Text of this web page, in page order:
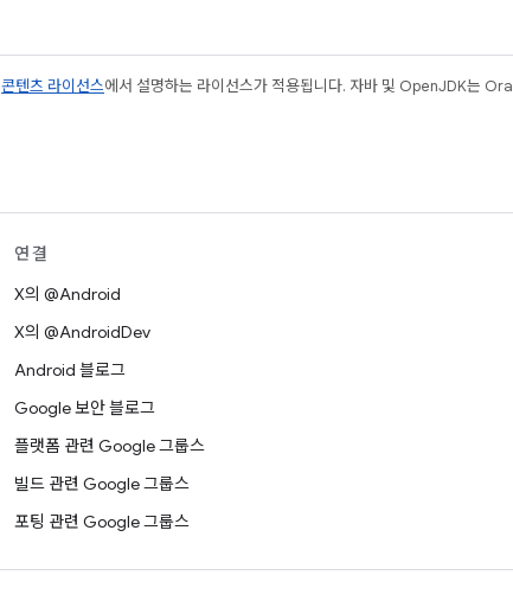
콘텐츠 라이선스에서 설명하는 라이선스가 적용됩니다. 자바 및 OpenJDK는
연결
X의 @Android
X의 @AndroidDev
Android 블로그
Google 보안 블로그
플랫폼 관련 Google 그룹스
빌드 관련 Google 그룹스
포팅 관련 Google 그룹스